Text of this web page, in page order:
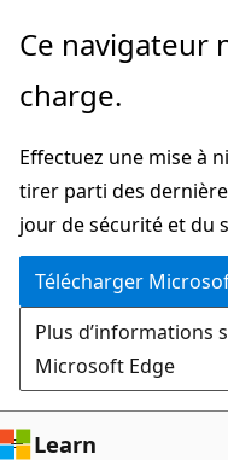
Passer
directement
au
principal
Ce navigateur
charge.
Effectuez une mise à
tirer parti des
jour de sécurité et du
Télécharger
Plus d’informations
Microsoft Edge
Learn